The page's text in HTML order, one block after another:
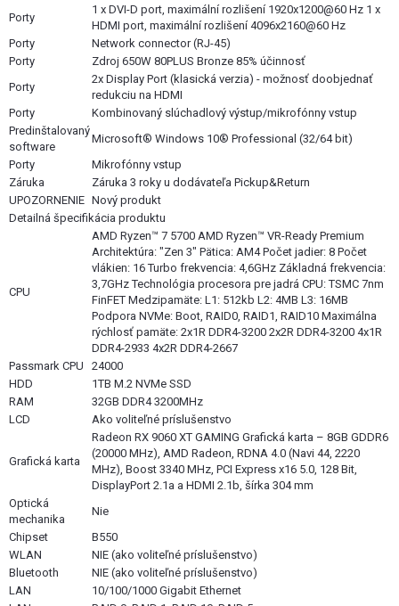
Porty
1 x DVI-D port, maximální rozlišení 1920x1200@60 Hz 1 x
HDMI port, maximální rozlišení 4096x2160@60 Hz
Porty
Network connector (RJ-45)
Porty
Zdroj 650W 80PLUS Bronze 85% účinnosť
Porty
2x Display Port (klasická verzia) - možnosť doobjednať
redukciu na HDMI
Porty
Kombinovaný slúchadlový výstup/mikrofónny vstup
Predinštalovaný
software
Microsoft® Windows 10® Professional (32/64 bit)
Porty
Mikrofónny vstup
Záruka
Záruka 3 roky u dodávateľa Pickup&Return
UPOZORNENIE Nový produkt
Detailná špecifikácia produktu
CPU
AMD Ryzen™ 7 5700 AMD Ryzen™ VR-Ready Premium
Architektúra: "Zen 3" Pätica: AM4 Počet jadier: 8 Počet
vlákien: 16 Turbo frekvencia: 4,6GHz Základná frekvencia:
3,7GHz Technológia procesora pre jadrá CPU: TSMC 7nm
FinFET Medzipamäte: L1: 512kb L2: 4MB L3: 16MB
Podpora NVMe: Boot, RAID0, RAID1, RAID10 Maximálna
rýchlosť pamäte: 2x1R DDR4-3200 2x2R DDR4-3200 4x1R
DDR4-2933 4x2R DDR4-2667
Passmark CPU
24000
HDD
1TB M.2 NVMe SSD
RAM
32GB DDR4 3200MHz
LCD
Ako voliteľné príslušenstvo
Grafická karta
Radeon RX 9060 XT GAMING Grafická karta – 8GB GDDR6
(20000 MHz), AMD Radeon, RDNA 4.0 (Navi 44, 2220
MHz), Boost 3340 MHz, PCI Express x16 5.0, 128 Bit,
DisplayPort 2.1a a HDMI 2.1b, šírka 304 mm
Optická
mechanika
Nie
Chipset
B550
WLAN
NIE (ako voliteľné príslušenstvo)
Bluetooth
NIE (ako voliteľné príslušenstvo)
LAN
10/100/1000 Gigabit Ethernet